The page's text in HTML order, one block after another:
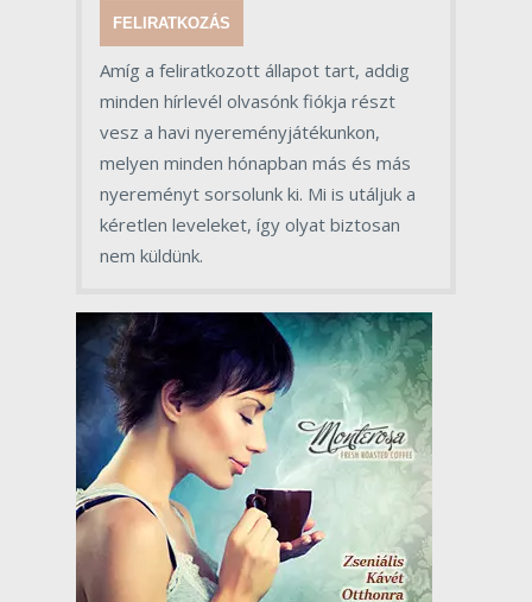
FELIRATKOZÁS
Amíg a feliratkozott állapot tart, addig
minden hírlevél olvasónk fiókja részt
vesz a havi nyereményjátékunkon,
melyen minden hónapban más és más
nyereményt sorsolunk ki. Mi is utáljuk a
kéretlen leveleket, így olyat biztosan
nem küldünk.